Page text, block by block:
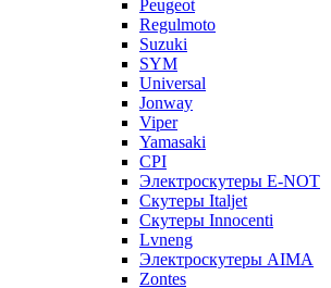
Peugeot
Regulmoto
Suzuki
SYM
Universal
Jonway
Viper
Yamasaki
CPI
Электроскутеры E-NOT
Скутеры Italjet
Скутеры Innocenti
Lvneng
Электроскутеры AIMA
Zontes